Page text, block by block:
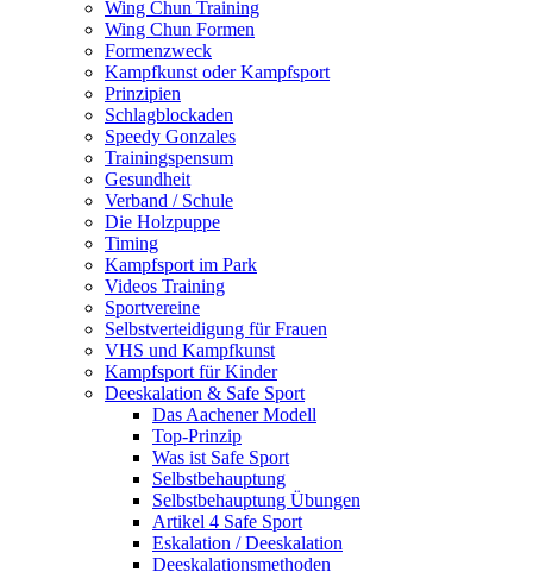
Wing Chun Training
Wing Chun Formen
Formenzweck
Kampfkunst oder Kampfsport
Prinzipien
Schlagblockaden
Speedy Gonzales
Trainingspensum
Gesundheit
Verband / Schule
Die Holzpuppe
Timing
Kampfsport im Park
Videos Training
Sportvereine
Selbstverteidigung für Frauen
VHS und Kampfkunst
Kampfsport für Kinder
Deeskalation & Safe Sport
Das Aachener Modell
Top-Prinzip
Was ist Safe Sport
Selbstbehauptung
Selbstbehauptung Übungen
Artikel 4 Safe Sport
Eskalation / Deeskalation
Deeskalationsmethoden